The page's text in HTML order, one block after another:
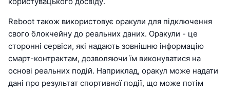
Reboot також використовує оракули для підключення
свого блокчейну до реальних даних. Оракули - це
сторонні сервіси, які надають зовнішню інформацію
смарт-контрактам, дозволяючи їм виконуватися на
основі реальних подій. Наприклад, оракул може надати
дані про результат спортивної події, що може потім